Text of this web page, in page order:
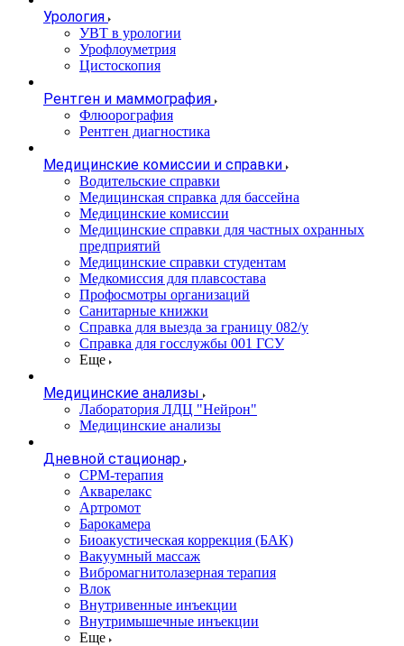
Урология
УВТ в урологии
Урофлоуметрия
Цистоскопия
Рентген и маммография
Флюорография
Рентген диагностика
Медицинские комиссии и справки
Водительские справки
Медицинская справка для бассейна
Медицинские комиссии
Медицинские справки для частных охранных
предприятий
Медицинские справки студентам
Медкомиссия для плавсостава
Профосмотры организаций
Санитарные книжки
Справка для выезда за границу 082/у
Справка для госслужбы 001 ГСУ
Еще
Медицинские анализы
Лаборатория ЛДЦ "Нейрон"
Медицинские анализы
Дневной стационар
CPM-терапия
Акварелакс
Артромот
Барокамера
Биоакустическая коррекция (БАК)
Вакуумный массаж
Вибромагнитолазерная терапия
Влок
Внутривенные инъекции
Внутримышечные инъекции
Еще